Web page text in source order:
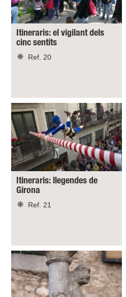
Itineraris: el vigilant dels
cinc sentits
Ref. 20
Itineraris: llegendes de
Girona
Ref. 21